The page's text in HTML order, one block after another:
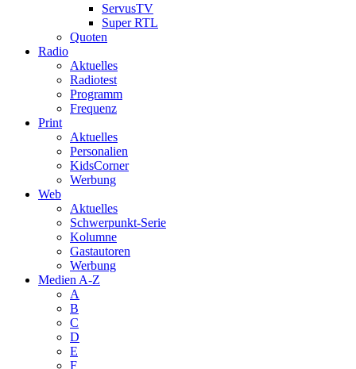
ServusTV
Super RTL
Quoten
Radio
Aktuelles
Radiotest
Programm
Frequenz
Print
Aktuelles
Personalien
KidsCorner
Werbung
Web
Aktuelles
Schwerpunkt-Serie
Kolumne
Gastautoren
Werbung
Medien A-Z
A
B
C
D
E
F